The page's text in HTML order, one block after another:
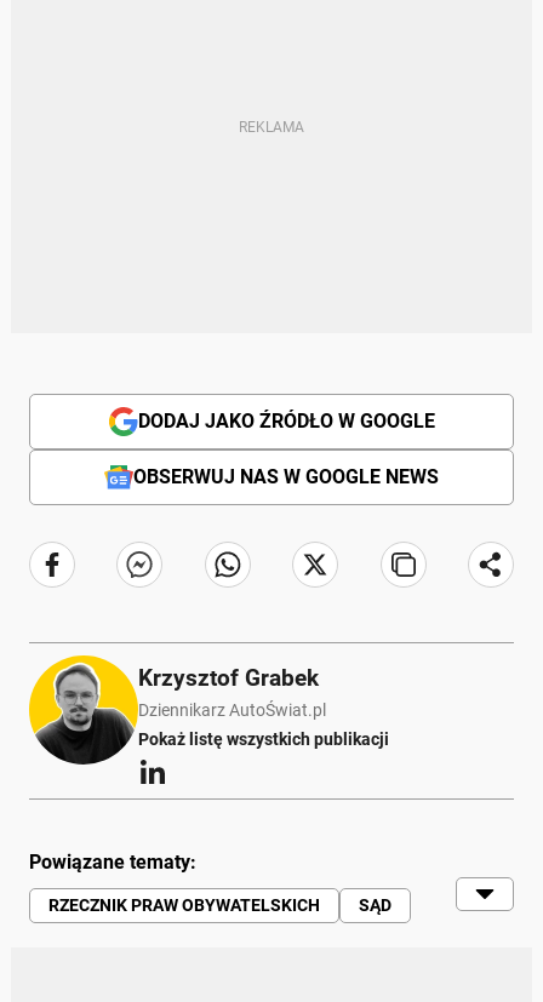
DODAJ JAKO ŹRÓDŁO W GOOGLE
OBSERWUJ NAS W GOOGLE NEWS
Krzysztof Grabek
Dziennikarz AutoŚwiat.pl
Pokaż listę wszystkich publikacji
Powiązane tematy:
RZECZNIK PRAW OBYWATELSKICH
SĄD